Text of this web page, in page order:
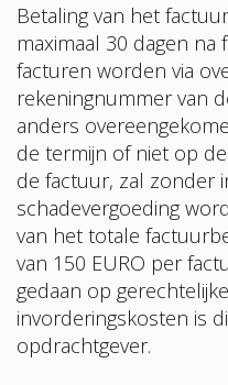
Betaling van het
maximaal 30 dagen
facturen worden via
rekeningnummer van
anders
de termijn of niet op
de factuur, zal zonder
schadevergoeding
van het totale
van 150 EURO per
gedaan op
invorderingskosten is
opdrachtgever.